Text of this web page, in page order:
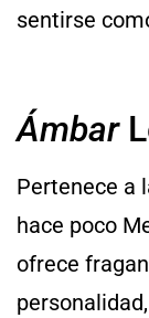
sentirse
Ámbar
Pertenece a
hace poco
ofrece
personalidad,